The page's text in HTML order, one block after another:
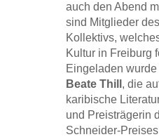
auch den Abend
sind Mitglieder
Kollektivs,
Kultur in Freiburg
Eingeladen
Beate Thill , die
karibische
und Preisträgerin
Schneider-